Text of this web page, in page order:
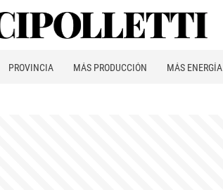
PROVINCIA MÁS PRODUCCIÓN MÁS ENERGÍA